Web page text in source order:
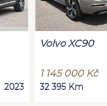
2023
Volvo XC90
1 145 000 Kč
32 395 Km